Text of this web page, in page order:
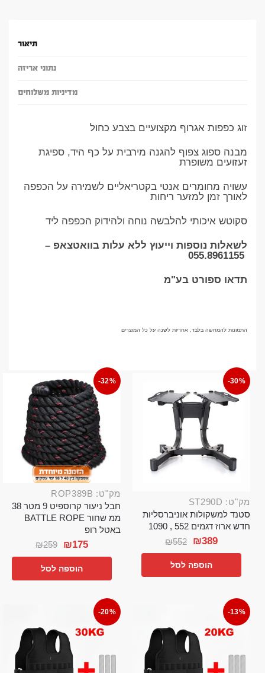
תיאור
נתוני אריזה
מדיניות משלוחים
זוג כפפות אגרוף מקצועיים בצבע כחול
מבנה ספוג צפוף להגנה מירבית על כף היד, ספיגת
זעזועים משופרת
עשויה מחומרים אנטי בקטריאליים לשמירה על הכפפה
לאורך זמן למזער ריחות
סקוטש איכותי להלבשה נוחה ולהידוק הכפפה ליד
לשאלות נוספות וייעוץ ללא עלות בוואטצאפ –
055.8961155
תדאו ספורט בע"מ
התמונות להמחשה בלבד, אחריות לשנה על כל המוצרים
-30%
מק"ט: ST290D
סטנד למשקולות אוניברסליות
חדש ארוז דגמים 552 , 1090
₪552 ₪389
הוספה לסל
-32%
מק"ט: ROP389B
חבל ניעור קרוספיט 9 מטר 38
ממ שחור BATTLE ROPE
באטל רופ
₪259 ₪175
הוספה לסל
-13%
-20%